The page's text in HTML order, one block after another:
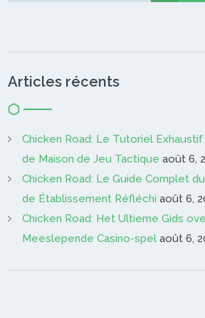
Articles récents
Chicken Road: Le Tutoriel Exhaustif
de Maison de Jeu Tactique août 6,
Chicken Road: Le Guide Complet
de Établissement Réfléchi août 6,
Chicken Road: Het Ultieme Gids
Meeslepende Casino-spel août 6,